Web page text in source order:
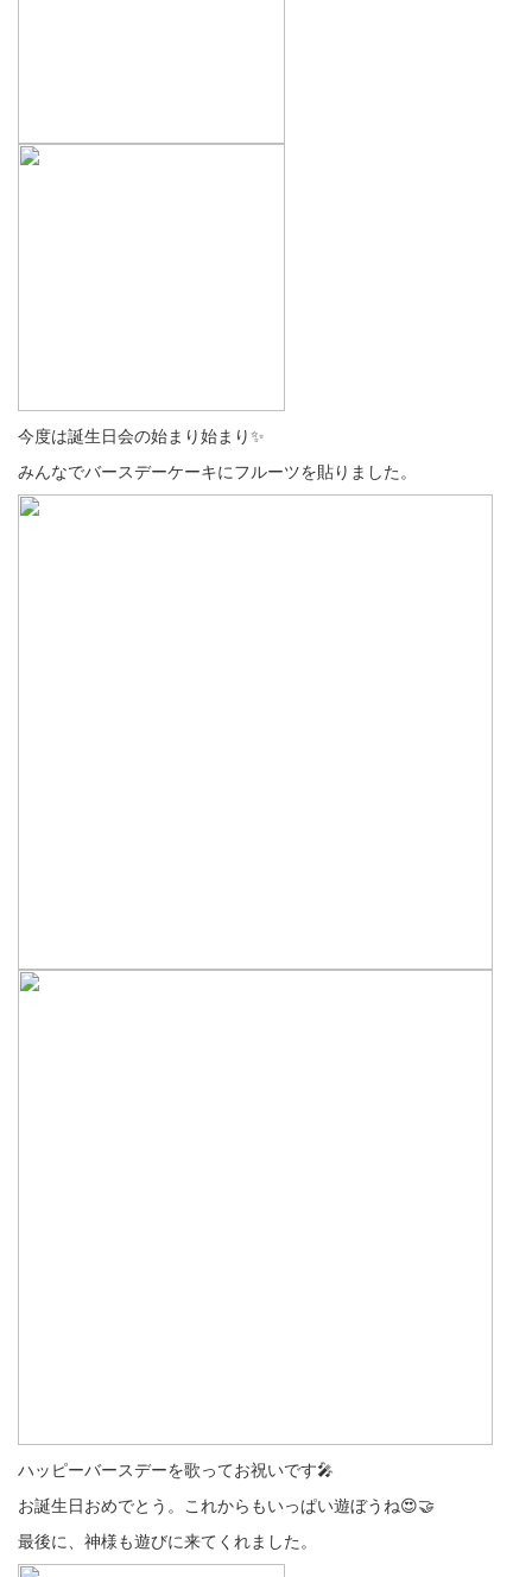
今度は誕生日会の始まり始まり✨
みんなでバースデーケーキにフルーツを貼りました。
ハッピーバースデーを歌ってお祝いです🎤
お誕生日おめでとう。これからもいっぱい遊ぼうね😍🤝
最後に、神様も遊びに来てくれました。